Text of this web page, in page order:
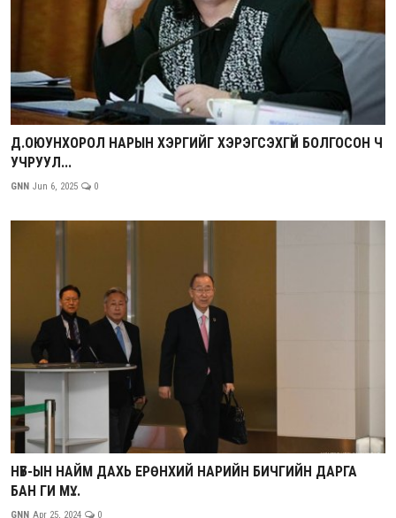
Д.ОЮУНХОРОЛ НАРЫН ХЭРГИЙГ ХЭРЭГСЭХГҮЙ БОЛГОСОН Ч
УЧРУУЛ...
GNN Jun 6, 2025 0
НҮБ-ЫН НАЙМ ДАХЬ ЕРӨНХИЙ НАРИЙН БИЧГИЙН ДАРГА
БАН ГИ МҮ...
GNN Apr 25, 2024 0